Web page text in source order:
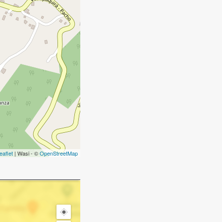
| Wasi - ©OpenStreetMap